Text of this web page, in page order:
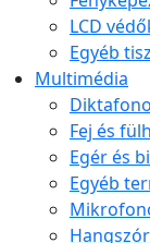
LCD
Egyéb
Multimédia
Fej és
Egér és
Egyéb